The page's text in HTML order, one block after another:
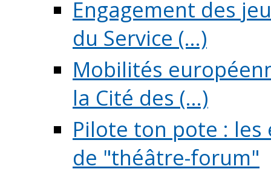
Engagement des
du Service (...)
Mobilités
la Cité des (...)
Pilote ton pote :
de "théâtre-forum"